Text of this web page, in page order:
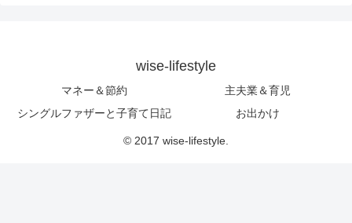
wise-lifestyle
マネー＆節約
主夫業＆育児
シングルファザーと子育て日記
お出かけ
© 2017 wise-lifestyle.